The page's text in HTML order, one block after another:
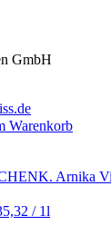
GmbH
Warenkorb
Arnika
/ 1l